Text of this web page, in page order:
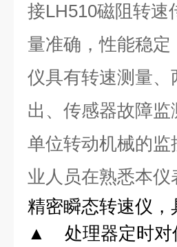
接LH510磁阻转速
量准确，性能稳
仪具有转速测量
出、传感器故障
单位转动机械的监
业人员在熟悉本
精密瞬态转速仪
▲
处理器定时